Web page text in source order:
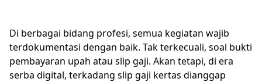
Di berbagai bidang profesi, semua kegiatan wajib
terdokumentasi dengan baik. Tak terkecuali, soal bukti
pembayaran upah atau slip gaji. Akan tetapi, di era
serba digital, terkadang slip gaji kertas dianggap